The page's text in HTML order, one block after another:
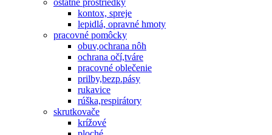
ostatné prostriedky
kontox, spreje
lepidlá, opravné hmoty
pracovné pomôcky
obuv,ochrana nôh
ochrana očí,tváre
pracovné oblečenie
prilby,bezp.pásy
rukavice
rúška,respirátory
skrutkovače
krížové